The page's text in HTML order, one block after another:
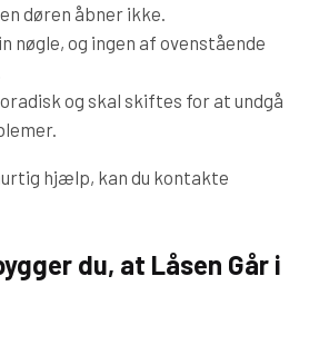
døren åbner ikke.
nøgle, og ingen af ovenstående
og skal skiftes for at undgå
hjælp, kan du kontakte
du, at Låsen Går i